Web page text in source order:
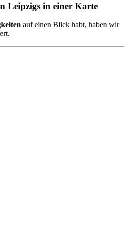
Leipzigs in einer Karte
auf einen Blick habt, haben wir